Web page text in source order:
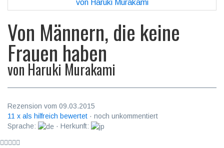
Von Männern, die keine
Frauen haben
von Haruki Murakami
Rezension vom 09.03.2015
11 x als hilfreich bewertet · noch unkommentiert
Sprache:
· Herkunft: